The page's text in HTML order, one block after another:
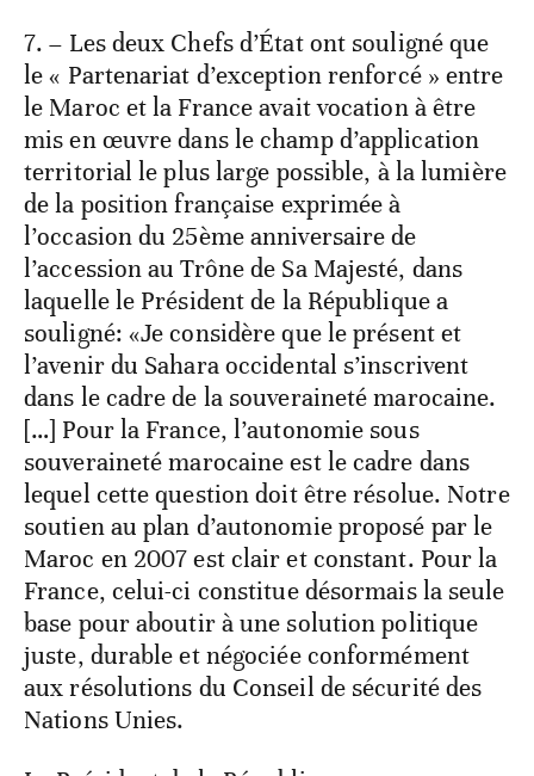
7. – Les deux Chefs d’État ont souligné que
le « Partenariat d’exception renforcé » entre
le Maroc et la France avait vocation à être
mis en œuvre dans le champ d’application
territorial le plus large possible, à la lumière
de la position française exprimée à
l’occasion du 25ème anniversaire de
l’accession au Trône de Sa Majesté, dans
laquelle le Président de la République a
souligné: «Je considère que le présent et
l’avenir du Sahara occidental s’inscrivent
dans le cadre de la souveraineté marocaine.
[…] Pour la France, l’autonomie sous
souveraineté marocaine est le cadre dans
lequel cette question doit être résolue. Notre
soutien au plan d’autonomie proposé par le
Maroc en 2007 est clair et constant. Pour la
France, celui-ci constitue désormais la seule
base pour aboutir à une solution politique
juste, durable et négociée conformément
aux résolutions du Conseil de sécurité des
Nations Unies.